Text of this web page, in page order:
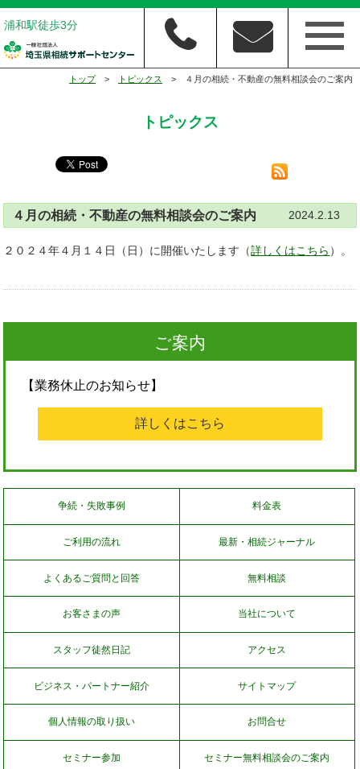
浦和駅徒歩3分
トップ> トピックス > ４月の相続・不動産の無料相談会のご案内
トピックス
４月の相続・不動産の無料相談会のご案内 2024.2.13
２０２４年４月１４日（日）に開催いたします（詳しくはこちら ）。
ご案内
【業務休止のお知らせ】
詳しくはこちら
争続・失敗事例 料金表
ご利用の流れ 最新・相続ジャーナル
よくあるご質問と回答 無料相談
お客さまの声 当社について
スタッフ徒然日記 アクセス
ビジネス・パートナー紹介 サイトマップ
個人情報の取り扱い お問合せ
セミナー参加 セミナー無料相談会のご案内